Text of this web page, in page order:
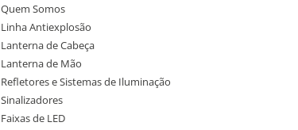
Quem Somos
Linha Antiexplosão
Lanterna de Cabeça
Lanterna de Mão
Refletores e Sistemas de Iluminação
Sinalizadores
Faixas de LED